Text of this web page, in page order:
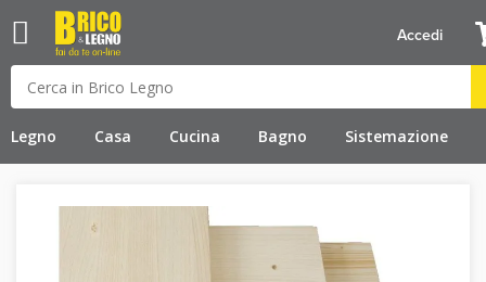
Legno Casa Cucina Bagno Sistemazione
Accedi